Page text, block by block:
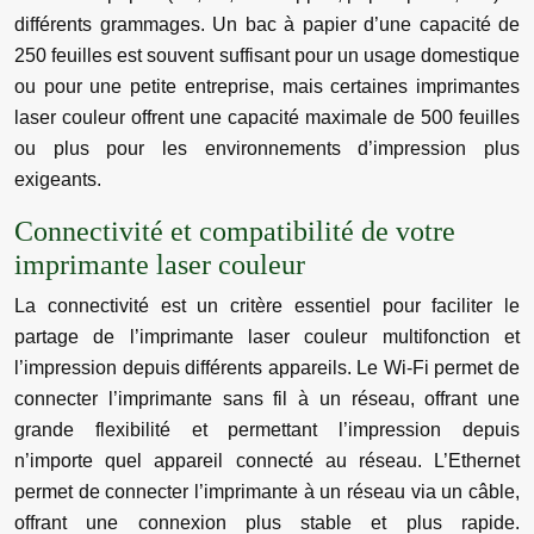
différents grammages. Un bac à papier d’une capacité de
250 feuilles est souvent suffisant pour un usage domestique
ou pour une petite entreprise, mais certaines imprimantes
laser couleur offrent une capacité maximale de 500 feuilles
ou plus pour les environnements d’impression plus
exigeants.
Connectivité et compatibilité de votre
imprimante laser couleur
La connectivité est un critère essentiel pour faciliter le
partage de l’imprimante laser couleur multifonction et
l’impression depuis différents appareils. Le Wi-Fi permet de
connecter l’imprimante sans fil à un réseau, offrant une
grande flexibilité et permettant l’impression depuis
n’importe quel appareil connecté au réseau. L’Ethernet
permet de connecter l’imprimante à un réseau via un câble,
offrant une connexion plus stable et plus rapide.